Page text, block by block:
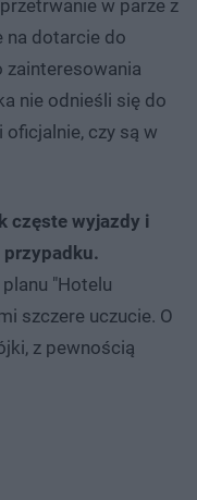
w parze z
na dotarcie do
zainteresowania
nie odnieśli się do
czy są w
częste wyjazdy i
przypadku.
"Hotelu
szczere uczucie. O
z pewnością